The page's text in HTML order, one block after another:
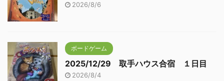
2026/8/6
ボードゲーム
2025/12/29 取手ハウス合宿 １日目
2026/8/4